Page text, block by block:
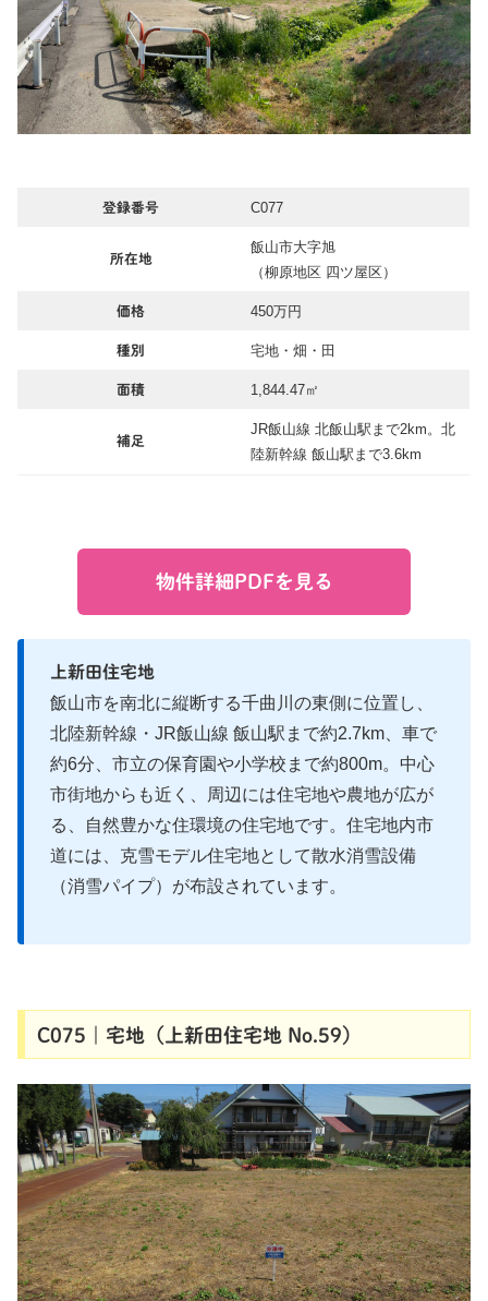
登録番号 C077
所在地
飯山市大字旭
（柳原地区 四ツ屋区）
価格 450万円
種別 宅地・畑・田
面積 1,844.47㎡
補足
JR飯山線 北飯山駅まで2km。北
陸新幹線 飯山駅まで3.6km
物件詳細PDFを見る
上新田住宅地
飯山市を南北に縦断する千曲川の東側に位置し、
北陸新幹線・JR飯山線 飯山駅まで約2.7km、車で
約6分、市立の保育園や小学校まで約800m。中心
市街地からも近く、周辺には住宅地や農地が広が
る、自然豊かな住環境の住宅地です。住宅地内市
道には、克雪モデル住宅地として散水消雪設備
（消雪パイプ）が布設されています。
C075｜宅地（上新田住宅地 No.59）